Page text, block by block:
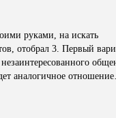
руками, на искать
отобрал 3. Первый
аналогичное